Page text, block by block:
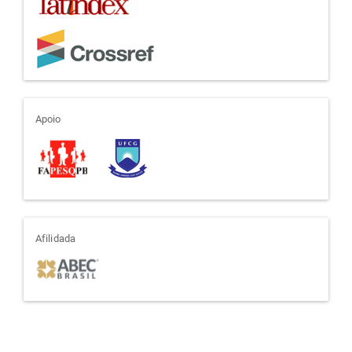
apoio
Apoio
afiliada
Afilidada